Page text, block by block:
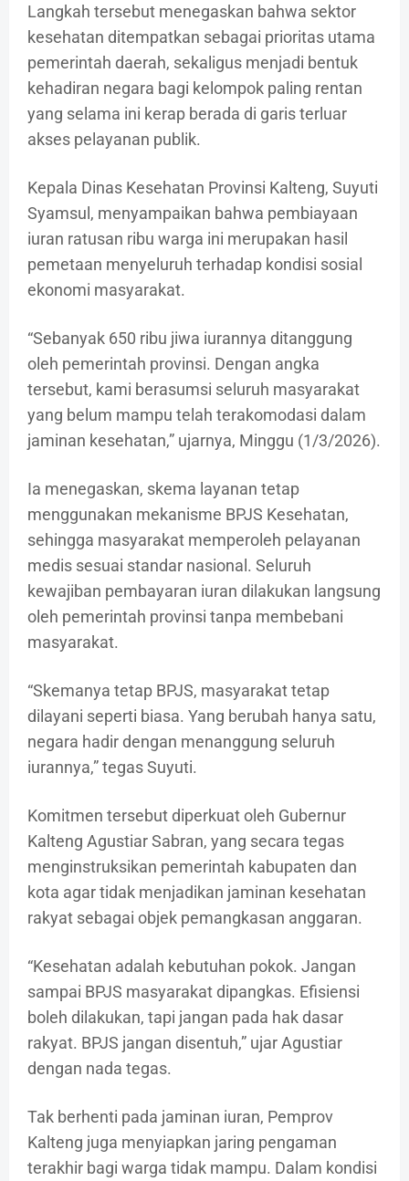
Langkah tersebut menegaskan bahwa sektor
kesehatan ditempatkan sebagai prioritas utama
pemerintah daerah, sekaligus menjadi bentuk
kehadiran negara bagi kelompok paling rentan
yang selama ini kerap berada di garis terluar
akses pelayanan publik.
Kepala Dinas Kesehatan Provinsi Kalteng, Suyuti
Syamsul, menyampaikan bahwa pembiayaan
iuran ratusan ribu warga ini merupakan hasil
pemetaan menyeluruh terhadap kondisi sosial
ekonomi masyarakat.
“Sebanyak 650 ribu jiwa iurannya ditanggung
oleh pemerintah provinsi. Dengan angka
tersebut, kami berasumsi seluruh masyarakat
yang belum mampu telah terakomodasi dalam
jaminan kesehatan,” ujarnya, Minggu (1/3/2026).
Ia menegaskan, skema layanan tetap
menggunakan mekanisme BPJS Kesehatan,
sehingga masyarakat memperoleh pelayanan
medis sesuai standar nasional. Seluruh
kewajiban pembayaran iuran dilakukan langsung
oleh pemerintah provinsi tanpa membebani
masyarakat.
“Skemanya tetap BPJS, masyarakat tetap
dilayani seperti biasa. Yang berubah hanya satu,
negara hadir dengan menanggung seluruh
iurannya,” tegas Suyuti.
Komitmen tersebut diperkuat oleh Gubernur
Kalteng Agustiar Sabran, yang secara tegas
menginstruksikan pemerintah kabupaten dan
kota agar tidak menjadikan jaminan kesehatan
rakyat sebagai objek pemangkasan anggaran.
“Kesehatan adalah kebutuhan pokok. Jangan
sampai BPJS masyarakat dipangkas. Efisiensi
boleh dilakukan, tapi jangan pada hak dasar
rakyat. BPJS jangan disentuh,” ujar Agustiar
dengan nada tegas.
Tak berhenti pada jaminan iuran, Pemprov
Kalteng juga menyiapkan jaring pengaman
terakhir bagi warga tidak mampu. Dalam kondisi